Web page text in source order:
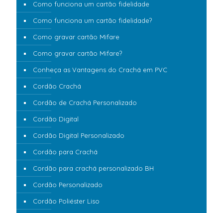
Como funciona um cartão fidelidade
Como funciona um cartão fidelidade?
Como gravar cartão Mifare
Como gravar cartão Mifare?
Conheça as Vantagens do Crachá em PVC
Cordão Crachá
Cordão de Crachá Personalizado
Cordão Digital
Cordão Digital Personalizado
Cordão para Crachá
Cordão para crachá personalizado BH
Cordão Personalizado
Cordão Poliéster Liso